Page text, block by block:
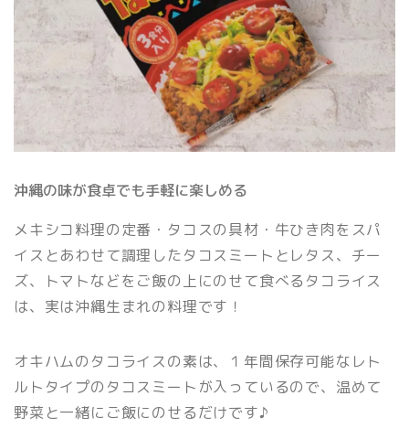
沖縄の味が食卓でも手軽に楽しめる
メキシコ料理の定番・タコスの具材・牛ひき肉をスパ
イスとあわせて調理したタコスミートとレタス、チー
ズ、トマトなどをご飯の上にのせて食べるタコライス
は、実は沖縄生まれの料理です！
オキハムのタコライスの素は、１年間保存可能なレト
ルトタイプのタコスミートが入っているので、温めて
野菜と一緒にご飯にのせるだけです♪